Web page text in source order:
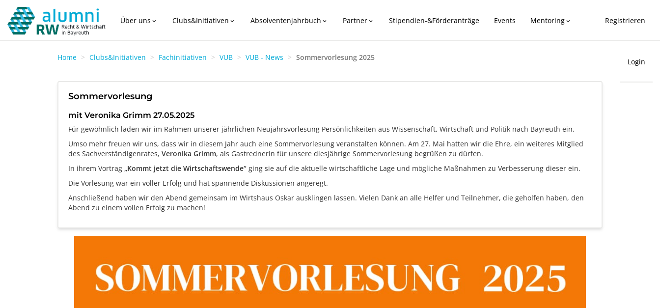
Über uns expand_more Clubs&Initiativen expand_more Absolventenjahrbuch expand_more Partner expand_more Stipendien-&Förderanträge Events Mentoring expand_more Registrieren
Login
Home Clubs&Initiativen Fachinitiativen VUB VUB - News Sommervorlesung 2025
Sommervorlesung
mit Veronika Grimm 27.05.2025
Für gewöhnlich laden wir im Rahmen unserer jährlichen Neujahrsvorlesung Persönlichkeiten aus Wissenschaft, Wirtschaft und Politik nach Bayreuth ein.
Umso mehr freuen wir uns, dass wir in diesem Jahr auch eine Sommervorlesung veranstalten können. Am 27. Mai hatten wir die Ehre, ein weiteres Mitglied
des Sachverständigenrates, Veronika Grimm, als Gastrednerin für unsere diesjährige Sommervorlesung begrüßen zu dürfen.
In ihrem Vortrag „Kommt jetzt die Wirtschaftswende“ ging sie auf die aktuelle wirtschaftliche Lage und mögliche Maßnahmen zu Verbesserung dieser ein.
Die Vorlesung war ein voller Erfolg und hat spannende Diskussionen angeregt.
Anschließend haben wir den Abend gemeinsam im Wirtshaus Oskar ausklingen lassen. Vielen Dank an alle Helfer und Teilnehmer, die geholfen haben, den
Abend zu einem vollen Erfolg zu machen!